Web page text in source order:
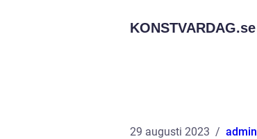
KONSTVARDAG.se
29 augusti 2023 admin